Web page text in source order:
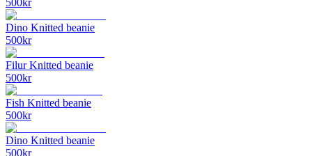
500kr
Dino Knitted beanie
500kr
Filur Knitted beanie
500kr
Fish Knitted beanie
500kr
Dino Knitted beanie
500kr